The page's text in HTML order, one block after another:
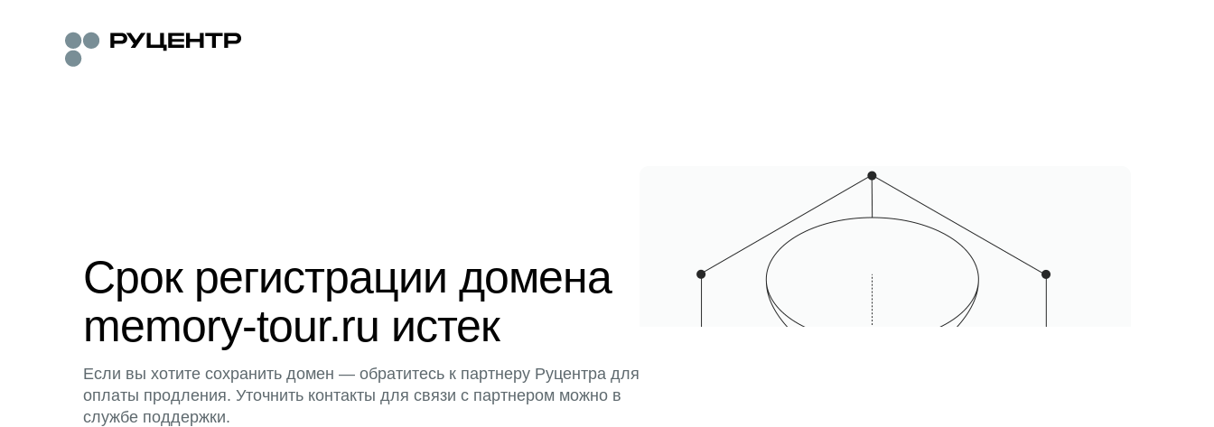
Срок регистрации домена
memory-tour.ru истек
Если вы хотите сохранить домен — обратитесь к партнеру Руцентра для
оплаты продления. Уточнить контакты для связи с партнером можно в
службе поддержки.